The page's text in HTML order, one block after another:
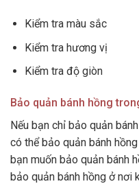
Kiểm tra màu sắc
Kiểm tra hương vị
Kiểm tra độ giòn
Bảo quản bánh hồng
Nếu bạn chỉ bảo quản
có thể bảo quản bánh
bạn muốn bảo quản bánh
bảo quản bánh hồng ở nơi